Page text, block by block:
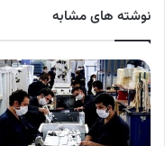
نوشته های مشابه